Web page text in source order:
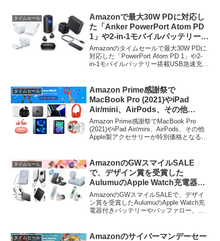
タイムセール
Amazonで最大30W PDに対応し
た「Anker PowerPort Atom PD
1」や2-in-1モバイルバッテリー搭
載USB急速充電器「PowerCore
Fusion 5000」などがタイムセー
ル中。
Amazonのタイムセールで最大30W PDに
対応した「PowerPort Atom PD 1」や2-
in-1モバイルバッテリー搭載USB急速充電
タイムセール
Amazon Prime感謝祭で
MacBook Pro (2021)やiPad
Air/mini、AirPods、その他
Apple製アクセサリーが特別価格
となる「Apple製品がお買い得セ
ール」が開催。
Amazon Prime感謝祭でMacBook Pro
(2021)やiPad Air/mini、AirPods、その他
Apple製アクセサリーが特別価格となる
タイムセール
AmazonのGWスマイルSALE
で、デザイン賞を受賞した
AulumuのApple Watch充電器付
きバッテリーやバッファロー、
CIOの半固体モバイルバッテリ
ー、Qi2 25Wに対応したBelkinや
セール中。
AmazonのGWスマイルSALEで、デザイ
ン賞を受賞したAulumuのApple Watch充
電器付きバッテリーやバッファロー、
ス充電器がタイムセール...
タイムセール
Amazonのサイバーマンデーセー